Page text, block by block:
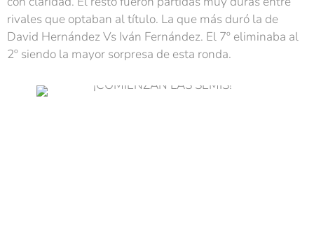
rivales que optaban al título. La que más duró la de
David Hernández Vs Iván Fernández. El 7º eliminaba al
2º siendo la mayor sorpresa de esta ronda.